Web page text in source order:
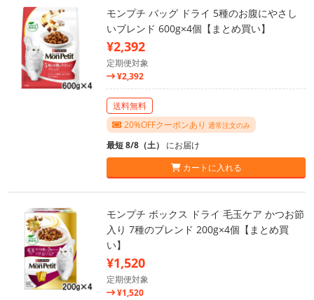
モンプチ バッグ ドライ 5種のお腹にやさし
いブレンド 600g×4個【まとめ買い】
¥2,392
定期便対象
¥2,392
送料無料
20%OFFクーポンあり 通常注文のみ
最短 8/8（土） にお届け
カートに入れる
モンプチ ボックス ドライ 毛玉ケア かつお節
入り 7種のブレンド 200g×4個【まとめ買
い】
¥1,520
定期便対象
¥1,520